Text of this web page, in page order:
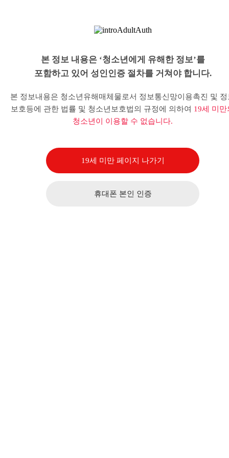
본 정보 내용은 ‘청소년에게 유해한 정보’를
포함하고 있어 성인인증 절차를 거쳐야 합니다.
본 정보내용은 청소년유해매체물로서 정보통신망이용촉진 및 정
보호등에 관한 법률 및 청소년보호법의 규정에 의하여 19세 미만
청소년이 이용할 수 없습니다.
19세 미만 페이지 나가기
휴대폰 본인 인증